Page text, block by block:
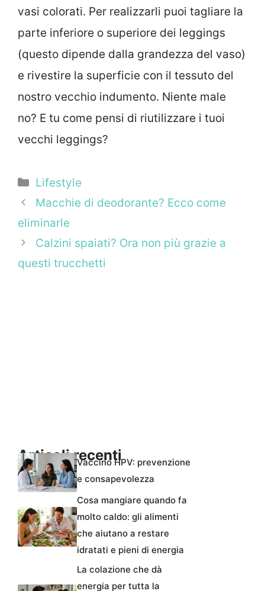
vasi colorati. Per realizzarli puoi tagliare la
parte inferiore o superiore dei leggings
(questo dipende dalla grandezza del vaso)
e rivestire la superficie con il tessuto del
nostro vecchio indumento. Niente male
no? E tu come pensi di riutilizzare i tuoi
vecchi leggings?
Categorie
Lifestyle
Macchie di deodorante? Ecco come
eliminarle
Calzini spaiati? Ora non più grazie a
questi trucchetti
Articoli recentiVaccino HPV: prevenzione
e consapevolezza
Cosa mangiare quando fa
molto caldo: gli alimenti
che aiutano a restare
idratati e pieni di energia
La colazione che dà
energia per tutta la